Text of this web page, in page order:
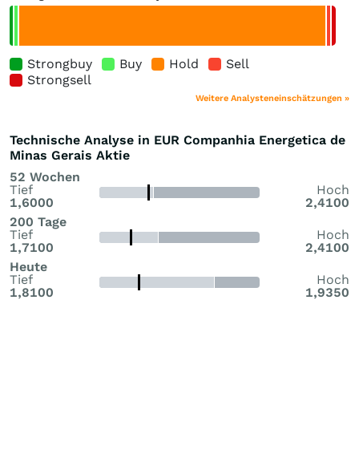
Strongbuy Buy Hold
Sell
Strongsell
Weitere Analysteneinschätzungen »
Technische Analyse in EUR Companhia Energetica de
Minas Gerais Aktie
52 Wochen
Tief
1,6000
Hoch
2,4100
200 Tage
Tief
1,7100
Hoch
2,4100
Heute
Tief
1,8100
Hoch
1,9350